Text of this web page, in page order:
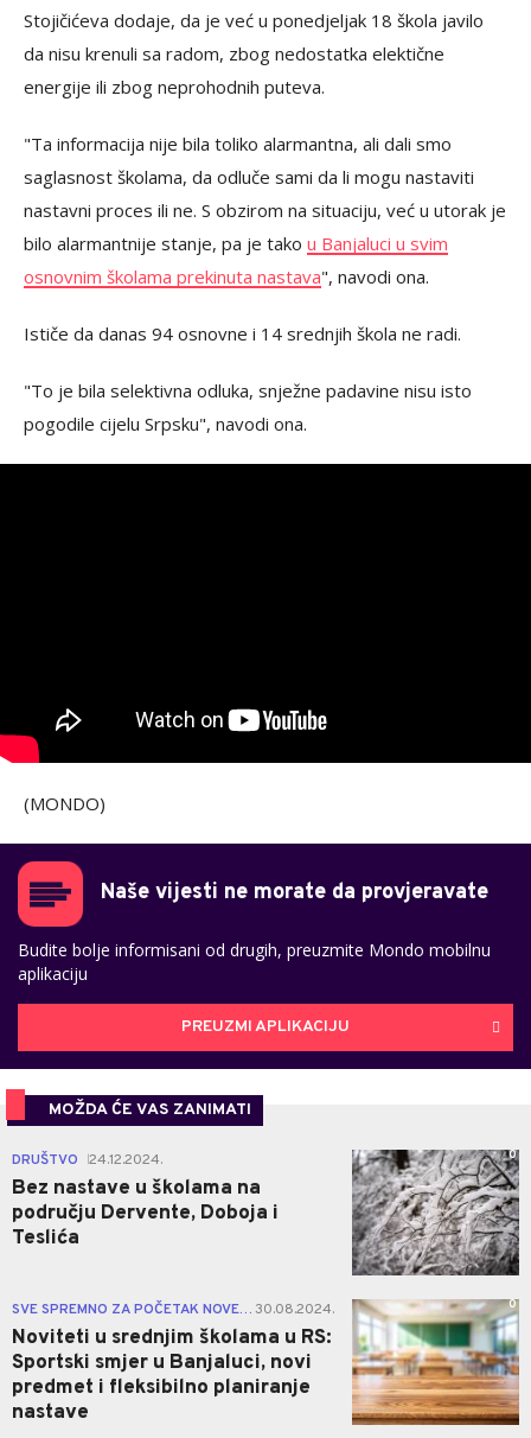
Stojičićeva dodaje, da je već u ponedjeljak 18 škola javilo
da nisu krenuli sa radom, zbog nedostatka elektične
energije ili zbog neprohodnih puteva.
"Ta informacija nije bila toliko alarmantna, ali dali smo
saglasnost školama, da odluče sami da li mogu nastaviti
nastavni proces ili ne. S obzirom na situaciju, već u utorak je
bilo alarmantnije stanje, pa je tako u Banjaluci u svim
osnovnim školama prekinuta nastava", navodi ona.
Ističe da danas 94 osnovne i 14 srednjih škola ne radi.
"To je bila selektivna odluka, snježne padavine nisu isto
pogodile cijelu Srpsku", navodi ona.
(MONDO)
Naše vijesti ne morate da provjeravate
Budite bolje informisani od drugih, preuzmite Mondo mobilnu
aplikaciju
PREUZMI APLIKACIJU
MOŽDA ĆE VAS ZANIMATI
DRUŠTVO 24.12.2024.
Bez nastave u školama na
području Dervente, Doboja i
Teslića
0
SVE SPREMNO ZA POČETAK NOVE GODINE30.08.2024.
Noviteti u srednjim školama u RS:
Sportski smjer u Banjaluci, novi
predmet i fleksibilno planiranje
nastave
0